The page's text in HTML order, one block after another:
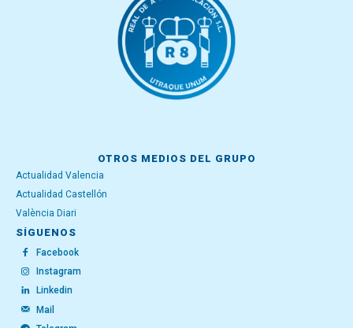
OTROS MEDIOS DEL GRUPO
Actualidad Valencia
Actualidad Castellón
València Diari
SÍGUENOS
Facebook
Instagram
Linkedin
Mail